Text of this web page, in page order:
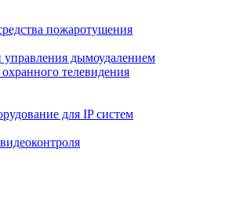
пожаротушения
дымоудалением
телевидения
для IP систем